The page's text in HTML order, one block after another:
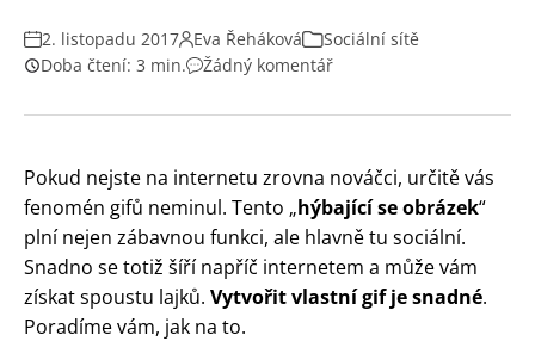
2. listopadu 2017 Eva Řeháková
Sociální sítě
Doba čtení: 3 min.
Žádný komentář
Pokud nejste na internetu zrovna nováčci, určitě vás
fenomén gifů neminul. Tento „hýbající se obrázek“
plní nejen zábavnou funkci, ale hlavně tu sociální.
Snadno se totiž šíří napříč internetem a může vám
získat spoustu lajků. Vytvořit vlastní gif je snadné.
Poradíme vám, jak na to.